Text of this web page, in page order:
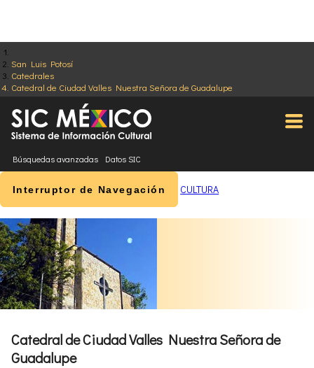
San Luis Potosí
Catedrales
Catedral de Ciudad Valles Nuestra Señora de Guadalupe
Búsquedas avanzadas Datos SIC
Interruptor de Navegación CULTURA
Catedral de Ciudad Valles Nuestra Señora de
Guadalupe